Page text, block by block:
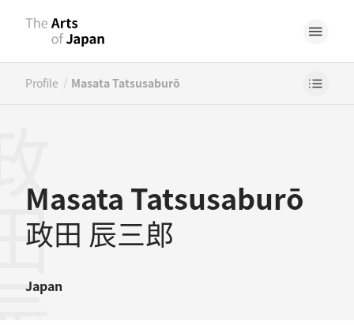
Profile / Masata Tatsusaburō
Masata Tatsusaburō
政田 辰三郎
Japan